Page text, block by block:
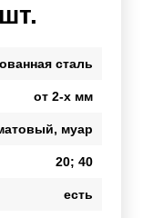
сталь
от 2-х мм
муар
20; 40
есть